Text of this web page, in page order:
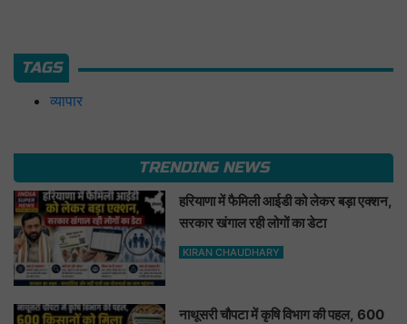
TAGS
व्यापार
TRENDING NEWS
हरियाणा में फैमिली आईडी को लेकर बड़ा एक्शन,
सरकार खंगाल रही लोगों का डेटा
KIRAN CHAUDHARY
नाथूसरी चौपटा में कृषि विभाग की पहल, 600